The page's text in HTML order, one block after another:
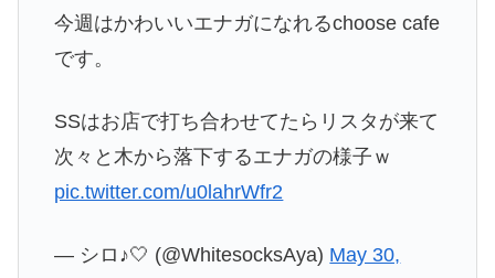
今週はかわいいエナガになれるchoose cafe
です。
SSはお店で打ち合わせてたらリスタが来て
次々と木から落下するエナガの様子ｗ
pic.twitter.com/u0lahrWfr2
— シロ♪🤍 (@WhitesocksAya) May 30,